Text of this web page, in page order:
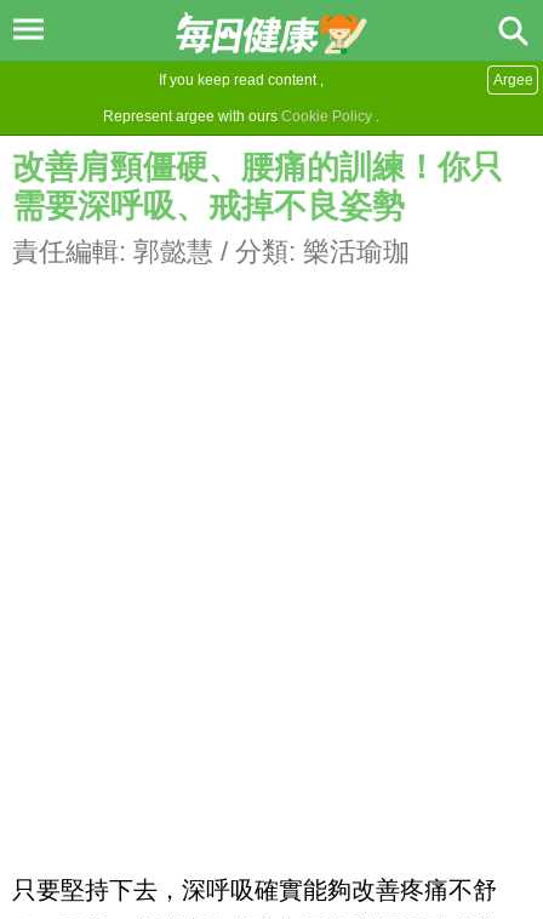
If you keep read content ,
Represent argee with ours Cookie Policy .
Argee
改善肩頸僵硬、腰痛的訓練！你只
需要深呼吸、戒掉不良姿勢
責任編輯: 郭懿慧 / 分類: 樂活瑜珈
只要堅持下去，深呼吸確實能夠改善疼痛不舒